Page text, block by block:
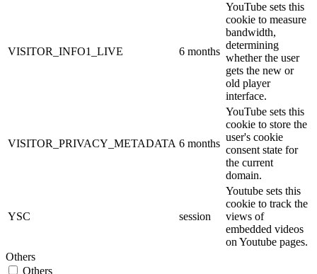
VISITOR_INFO1_LIVE 6 months
YouTube sets this
cookie to measure
bandwidth,
determining
whether the user
gets the new or
old player
interface.
VISITOR_PRIVACY_METADATA 6 months
YouTube sets this
cookie to store the
user's cookie
consent state for
the current
domain.
YSC session
Youtube sets this
cookie to track the
views of
embedded videos
on Youtube pages.
Others
Others